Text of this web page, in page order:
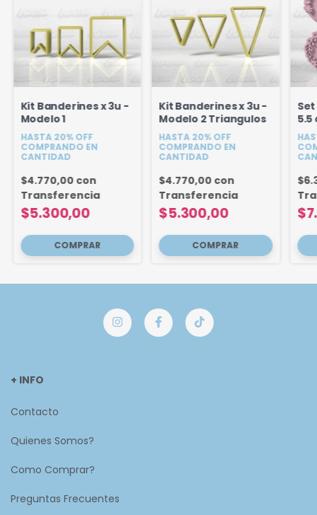
Kit Banderines x 3u -
Modelo 1
HASTA 20% OFF
COMPRANDO EN
CANTIDAD
$5.300,00
$4.770,00 con
Transferencia
Kit Banderines x 3u -
Modelo 2 Triangulos
HASTA 20% OFF
COMPRANDO EN
CANTIDAD
$5.300,00
$4.770,00 con
Transferencia
5.5
+ INFO
Contacto
Quienes Somos?
Como Comprar?
Preguntas Frecuentes